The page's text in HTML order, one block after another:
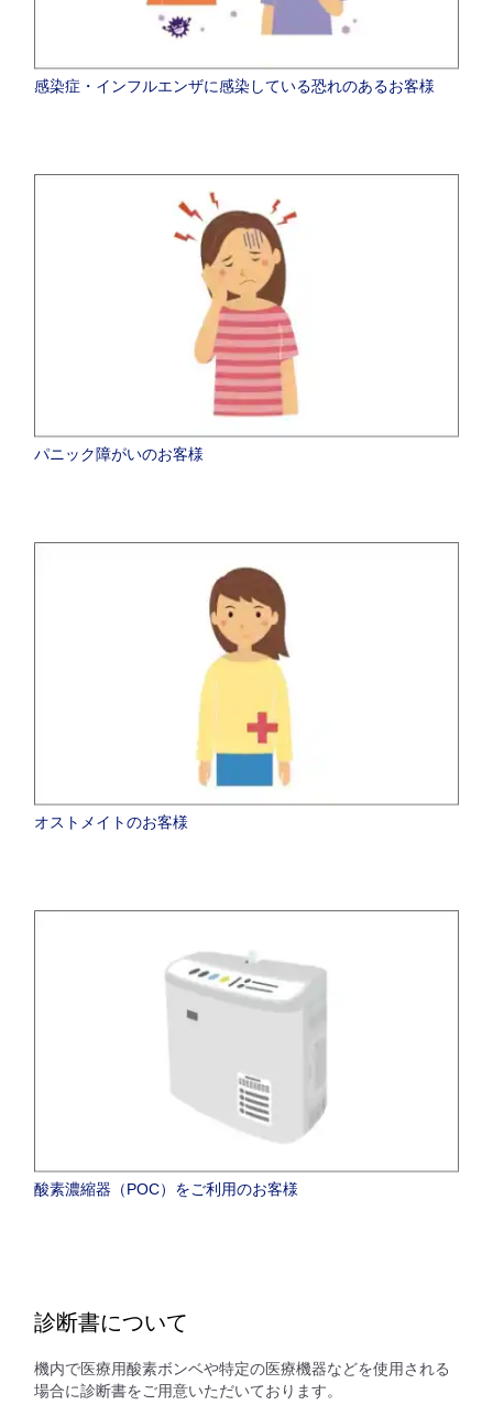
感染症・インフルエンザに感染している恐れのあるお客様
パニック障がいのお客様
オストメイトのお客様
酸素濃縮器（POC）をご利用のお客様
診断書について
機内で医療用酸素ボンベや特定の医療機器などを使用される
場合に診断書をご用意いただいております。